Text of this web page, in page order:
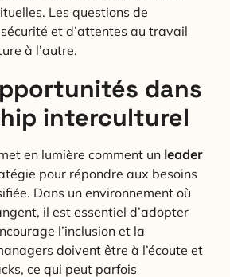
Les questions de
et d’attentes au travail
à l’autre.
dans
interculturel
en lumière comment un leader
pour répondre aux besoins
Dans un environnement où
il est essentiel d’adopter
l’inclusion et la
doivent être à l’écoute et
ce qui peut parfois